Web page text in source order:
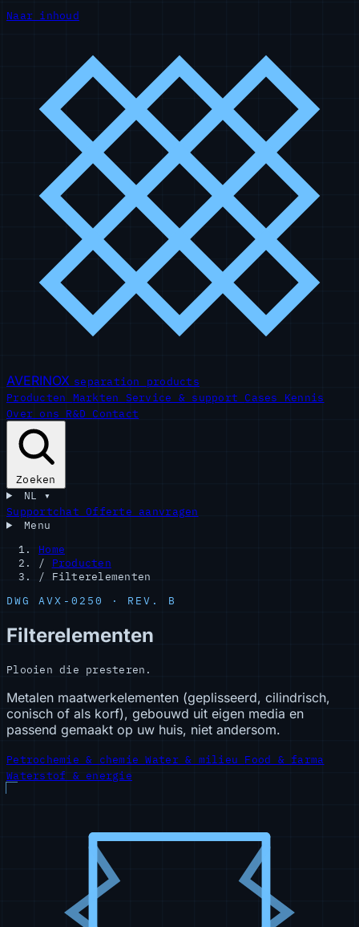
Naar inhoud
AVERINOX separation products
Producten Markten Service & support Cases Kennis
Over ons R&D Contact
Zoeken
NL ▾
SupportchatOfferte aanvragen
Menu
Home
/
Producten
/
Filterelementen
DWG AVX-0250 · REV. B
Filterelementen
Plooien die presteren.
Metalen maatwerkelementen (geplisseerd, cilindrisch,
conisch of als korf), gebouwd uit eigen media en
passend gemaakt op uw huis, niet andersom.
Petrochemie & chemieWater & milieu Food & farma
Waterstof & energie